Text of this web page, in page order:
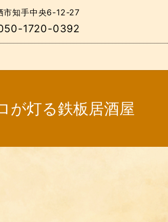
市知手中央6-12-27
1720-0392
が灯る鉄板居酒屋